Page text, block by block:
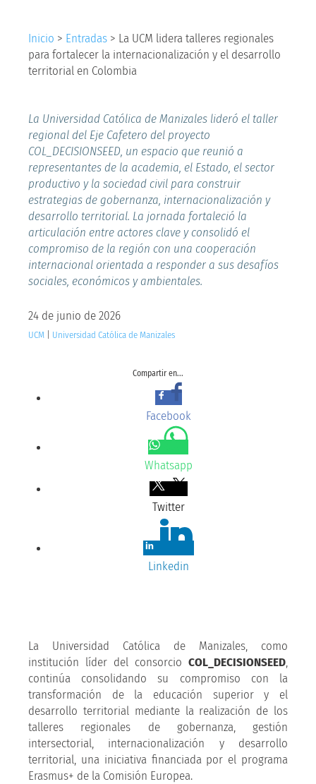
Inicio > Entradas > La UCM lidera talleres regionales
para fortalecer la internacionalización y el desarrollo
territorial en Colombia
La Universidad Católica de Manizales lideró el taller
regional del Eje Cafetero del proyecto
COL_DECISIONSEED, un espacio que reunió a
representantes de la academia, el Estado, el sector
productivo y la sociedad civil para construir
estrategias de gobernanza, internacionalización y
desarrollo territorial. La jornada fortaleció la
articulación entre actores clave y consolidó el
compromiso de la región con una cooperación
internacional orientada a responder a sus desafíos
sociales, económicos y ambientales.
24 de junio de 2026
UCM Universidad Católica de Manizales
Compartir en...
Facebook
Whatsapp
Twitter
Linkedin
La Universidad Católica de Manizales, como
institución líder del consorcio COL_DECISIONSEED,
continúa consolidando su compromiso con la
transformación de la educación superior y el
desarrollo territorial mediante la realización de los
talleres regionales de gobernanza, gestión
intersectorial, internacionalización y desarrollo
territorial, una iniciativa financiada por el programa
Erasmus+ de la Comisión Europea.